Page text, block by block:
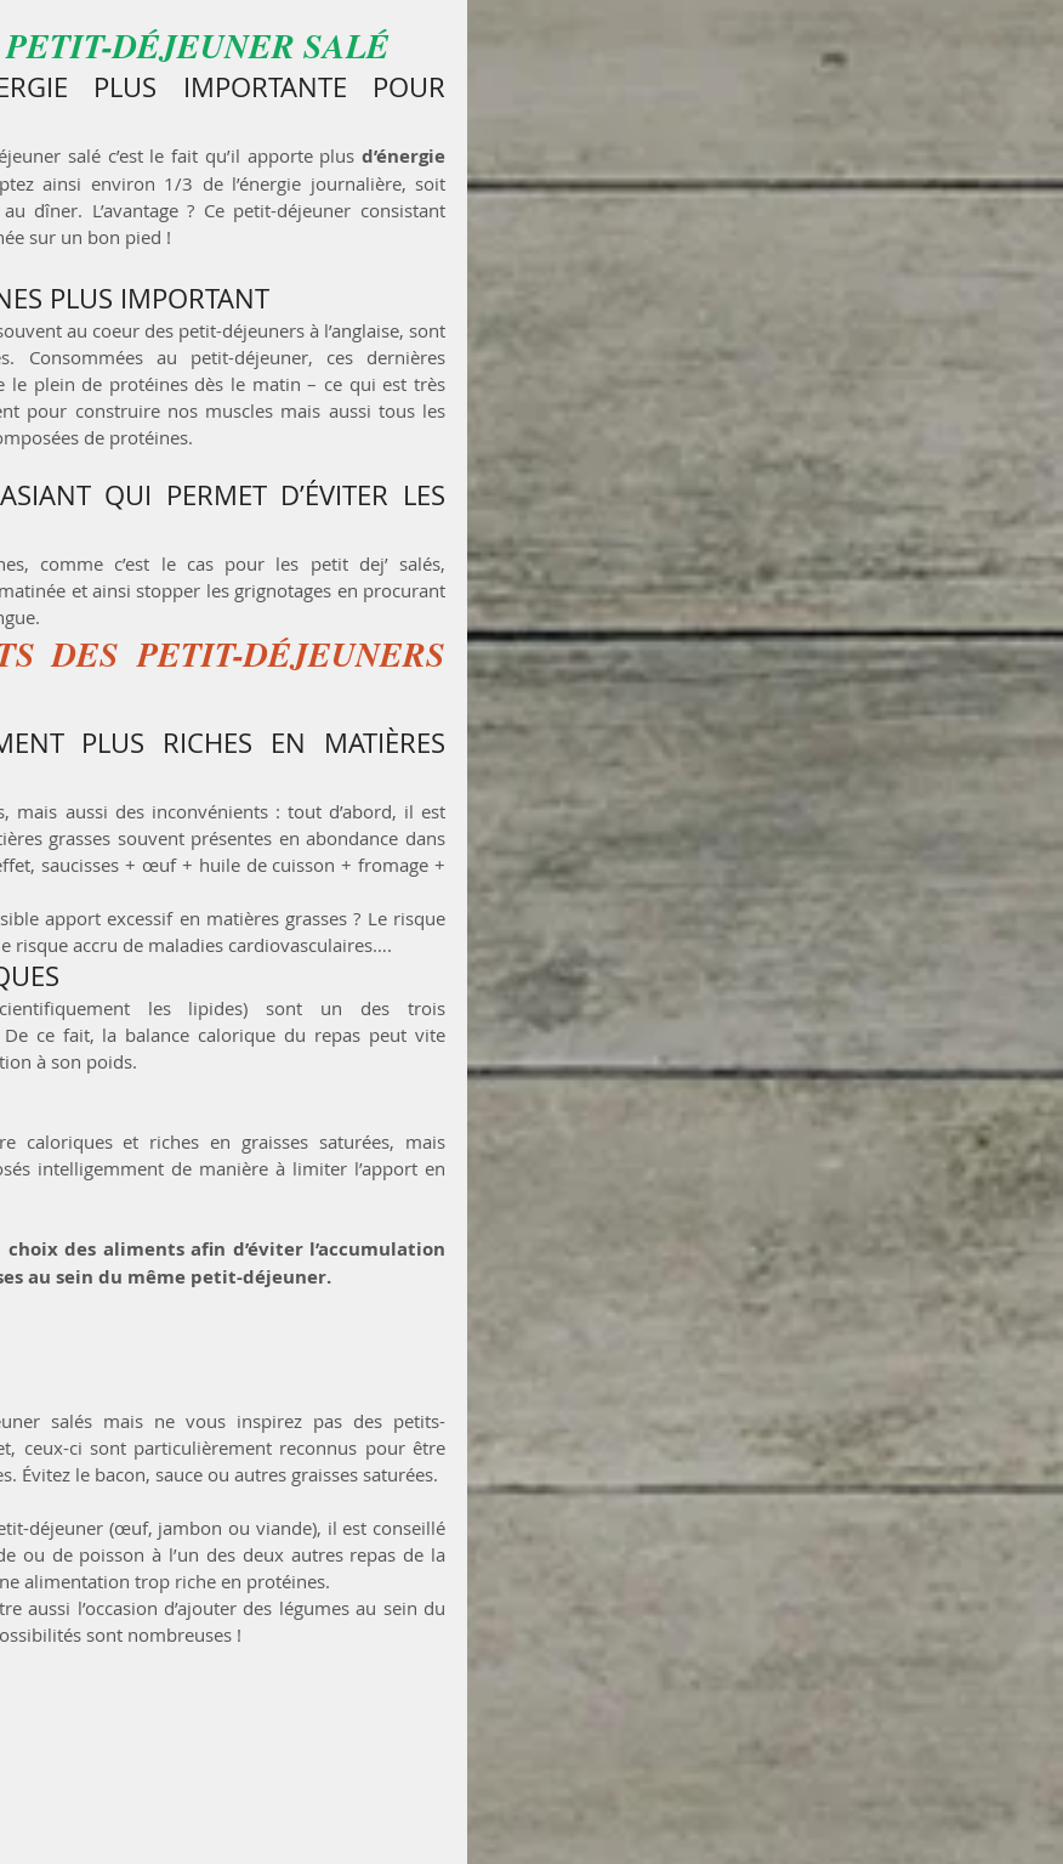
DÉJEUNER SALÉ
PLUS IMPORTANTE POUR
salé c’est le fait qu’il apporte plus
ainsi environ 1/3 de l’énergie journalière, soit
dîner. L’avantage ? Ce petit-déjeuner consistant
sur un bon pied !
PLUS IMPORTANT
au coeur des petit-déjeuners à l’anglaise, sont
Consommées au petit-déjeuner, ces dernières
le plein de protéines dès le matin – ce qui est très
pour construire nos muscles mais aussi tous les
de protéines.
QUI PERMET D’ÉVITER LES
comme c’est le cas pour les petit dej’ salés,
et ainsi stopper les grignotages en procurant
DES PETIT-DÉJEUNERS
PLUS RICHES EN MATIÈRES
mais aussi des inconvénients : tout d’abord, il est
grasses souvent présentes en abondance dans
saucisses + œuf + huile de cuisson + fromage +
apport excessif en matières grasses ? Le risque
risque accru de maladies cardiovasculaires….
les lipides) sont un des trois
ce fait, la balance calorique du repas peut vite
à son poids.
caloriques et riches en graisses saturées, mais
intelligemment de manière à limiter l’apport en
des aliments afin d’éviter l’accumulation
au sein du même petit-déjeuner.
salés mais ne vous inspirez pas des petits-
ceux-ci sont particulièrement reconnus pour être
Évitez le bacon, sauce ou autres graisses saturées.
déjeuner (œuf, jambon ou viande), il est conseillé
ou de poisson à l’un des deux autres repas de la
alimentation trop riche en protéines.
aussi l’occasion d’ajouter des légumes au sein du
sont nombreuses !